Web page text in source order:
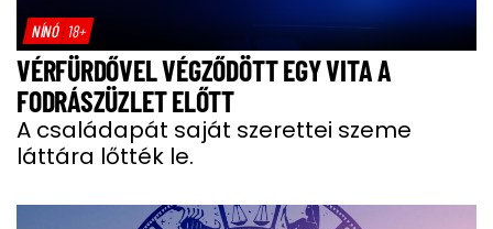
NÍNÓ 18+
VÉRFÜRDŐVEL VÉGZŐDÖTT EGY VITA A
FODRÁSZÜZLET ELŐTT
A családapát saját szerettei szeme
láttára lőtték le.